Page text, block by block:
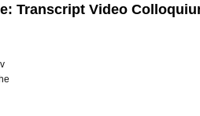
Transcript Video